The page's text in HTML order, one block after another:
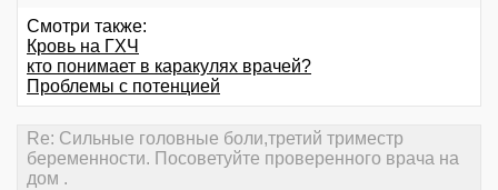
Смотри также:
Кровь на ГХЧ
кто понимает в каракулях врачей?
Проблемы с потенцией
Re: Сильные головные боли,третий триместр
беременности. Посоветуйте проверенного врача на
дом .